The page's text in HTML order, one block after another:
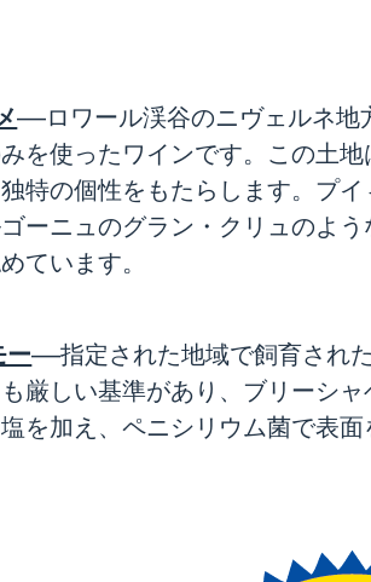
――ロワール渓谷のニヴェルネ
を使ったワインです。この土
特の個性をもたらします。プ
ーニュのグラン・クリュのよ
ています。
ー――指定された地域で飼育され
厳しい基準があり、ブリーシ
を加え、ペニシリウム菌で表